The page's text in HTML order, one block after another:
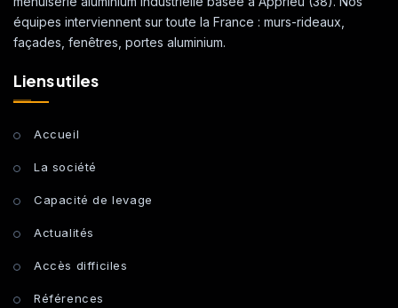
équipes interviennent sur toute la France : murs-rideaux,
façades, fenêtres, portes aluminium.
Liens utiles
Accueil
La société
Capacité de levage
Actualités
Accès difficiles
Références